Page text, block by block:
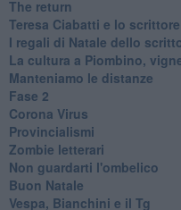
The return
Teresa Ciabatti e lo
I regali di Natale dello
La cultura a Piombino,
Manteniamo le distanze
Fase 2
Corona Virus
Provincialismi
Zombie letterari
Non guardarti l'ombelico
Buon Natale
Vespa, Bianchini e il Tg